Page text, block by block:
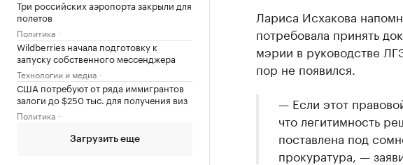
Три российских аэропорта закрыли для
полетов
Политика
Wildberries начала подготовку к
запуску собственного мессенджера
Технологии и медиа
США потребуют от ряда иммигрантов
залоги до $250 тыс. для получения виз
Политика
Загрузить еще
Лариса Исхакова
потребовала принять
мэрии в руководстве
пор не появился.
— Если этот
что легитимность
поставлена под
прокуратура, —